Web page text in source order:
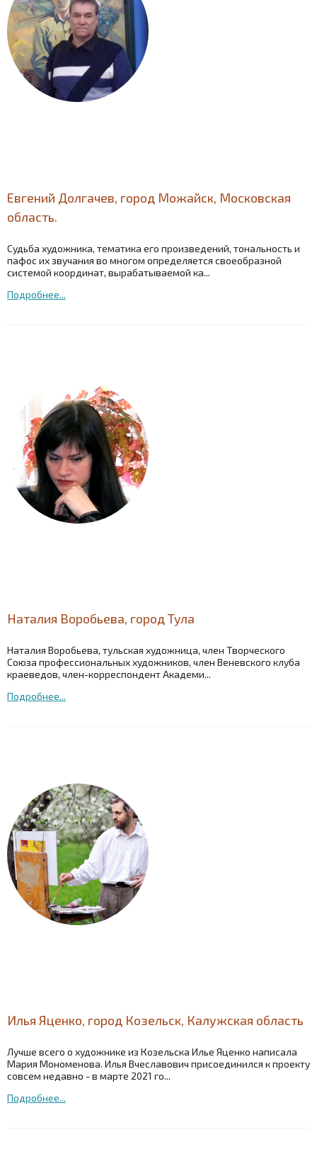
Евгений Долгачев, город Можайск, Московская
область.
Судьба художника, тематика его произведений, тональность и
пафос их звучания во многом определяется своеобразной
системой координат, вырабатываемой ка...
Подробнее...
Наталия Воробьева, город Тула
Наталия Воробьева, тульская художница, член Творческого
Союза профессиональных художников, член Веневского клуба
краеведов, член-корреспондент Академи...
Подробнее...
Илья Яценко, город Козельск, Калужская область
Лучше всего о художнике из Козельска Илье Яценко написала
Мария Мономенова. Илья Вчеславович присоединился к проекту
совсем недавно - в марте 2021 го...
Подробнее...